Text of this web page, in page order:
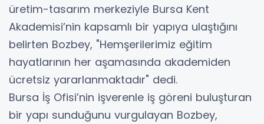
üretim-tasarım merkeziyle Bursa Kent
Akademisi’nin kapsamlı bir yapıya ulaştığını
belirten Bozbey, "Hemşerilerimiz eğitim
hayatlarının her aşamasında akademiden
ücretsiz yararlanmaktadır" dedi.
Bursa İş Ofisi’nin işverenle iş göreni buluşturan
bir yapı sunduğunu vurgulayan Bozbey,